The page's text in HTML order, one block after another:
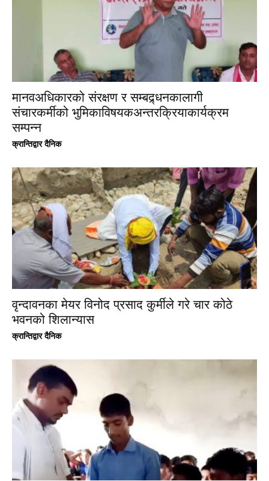
मानवअधिकारको संरक्षण र सम्बद्र्धनकालागी
संचारकर्मीको भुमिकाविषयकअन्तरक्रियाकार्यक्रम
सम्पन्न
क्रान्तिद्वार दैनिक
वृन्दावनका मेयर विनोद प्रसाद कुर्मीले गरे चार कोठे
भवनको शिलान्यास
क्रान्तिद्वार दैनिक